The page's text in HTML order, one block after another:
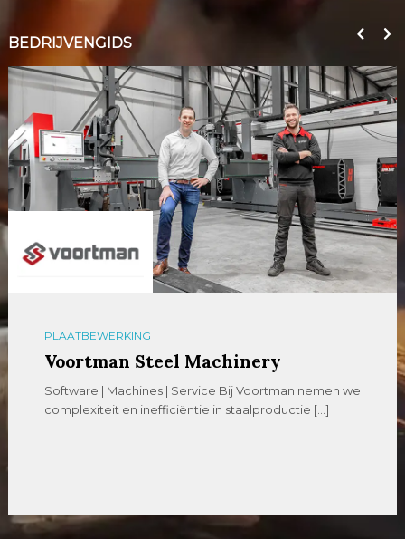
BEDRIJVENGIDS
PLAATBEWERKING
Voortman Steel Machinery
Software | Machines | Service Bij Voortman nemen we
complexiteit en inefficiëntie in staalproductie […]